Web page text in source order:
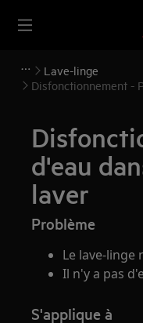
Lave-linge
Disfonctionnement -
d'eau
laver
Problème
Le lave-linge
Il n'y a pas
S'applique à